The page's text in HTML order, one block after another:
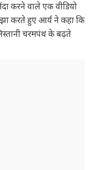
करने वाले एक वीडियो
करते हुए आर्य ने कहा कि
चरमपंथ के बढ़ते